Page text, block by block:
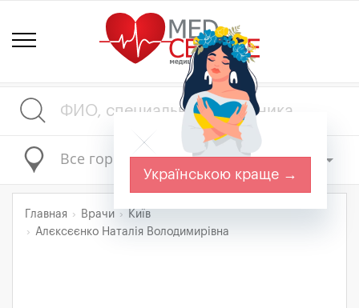
Все города
Главная Врачи
Київ
Алєксєєнко Наталія Володимирівна
Українською краще →